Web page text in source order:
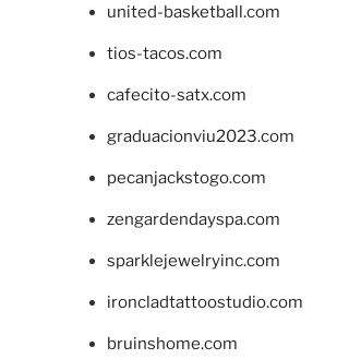
united-basketball.com
tios-tacos.com
cafecito-satx.com
graduacionviu2023.com
pecanjackstogo.com
zengardendayspa.com
sparklejewelryinc.com
ironcladtattoostudio.com
bruinshome.com